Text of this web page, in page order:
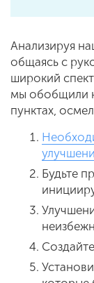
Анализируя
общаясь с
широкий
мы обобщили
пунктах,
Будьте